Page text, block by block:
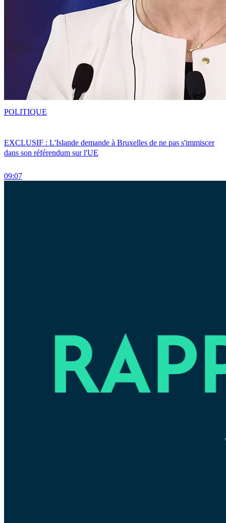
EXCLUSIF : L'Islande demande à Bruxelles de ne pas s'immiscer
dans son référendum sur l'UE
09:07
POLITIQUE